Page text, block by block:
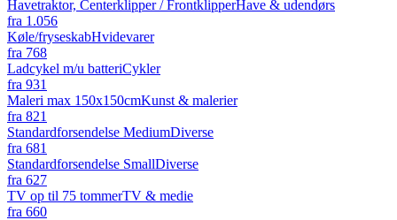
Havetraktor, Centerklipper / FrontklipperHave & udendørs
fra 1.056
Køle/fryseskabHvidevarer
fra 768
Ladcykel m/u batteriCykler
fra 931
Maleri max 150x150cmKunst & malerier
fra 821
Standardforsendelse MediumDiverse
fra 681
Standardforsendelse SmallDiverse
fra 627
TV op til 75 tommerTV & medie
fra 660